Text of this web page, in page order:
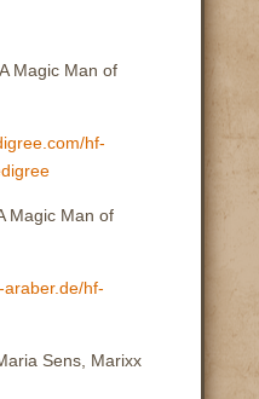
Magic Man of
hf-
Magic Man of
araber.de/hf-
Sens, Marixx